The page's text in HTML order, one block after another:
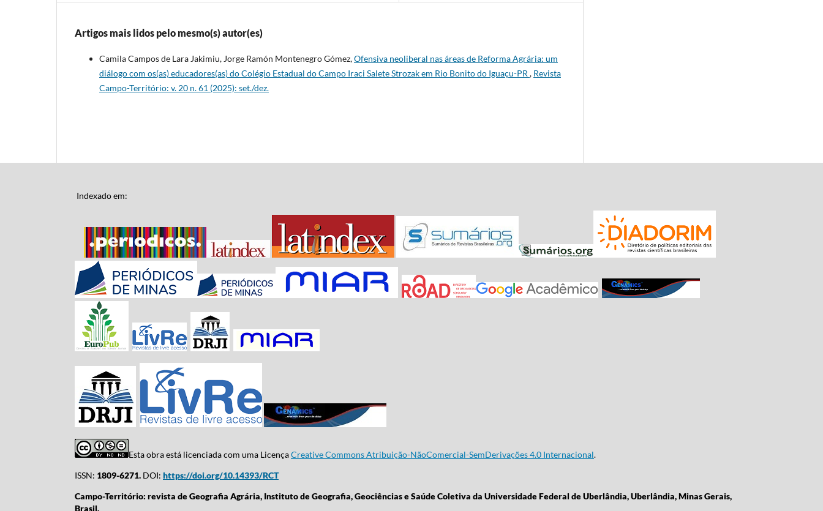
Artigos mais lidos pelo mesmo(s) autor(es)
Camila Campos de Lara Jakimiu, Jorge Ramón Montenegro Gómez,Ofensiva neoliberal nas áreas de Reforma Agrária: um
diálogo com os(as) educadores(as) do Colégio Estadual do Campo Iraci Salete Strozak em Rio Bonito do Iguaçu-PR , Revista
Campo-Território: v. 20 n. 61 (2025): set./dez.
Indexado em:
Esta obra está licenciada com uma LicençaCreative Commons Atribuição-NãoComercial-SemDerivações 4.0 Internacional.
ISSN: 1809-6271. DOI: https://doi.org/10.14393/RCT
Campo-Território: revista de Geografia Agrária, Instituto de Geografia, Geociências e Saúde Coletiva da Universidade Federal de Uberlândia, Uberlândia, Minas Gerais,
Brasil.